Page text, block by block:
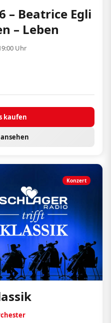
– Beatrice Egli
– Leben
Uhr
kaufen
Konzert